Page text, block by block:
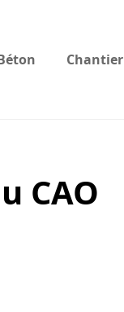
Chantier
CAO